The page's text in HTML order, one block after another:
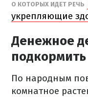
О КОТОРЫХ ИДЕТ РЕЧЬ
укрепляющие
Денежное
По народным
комнатное